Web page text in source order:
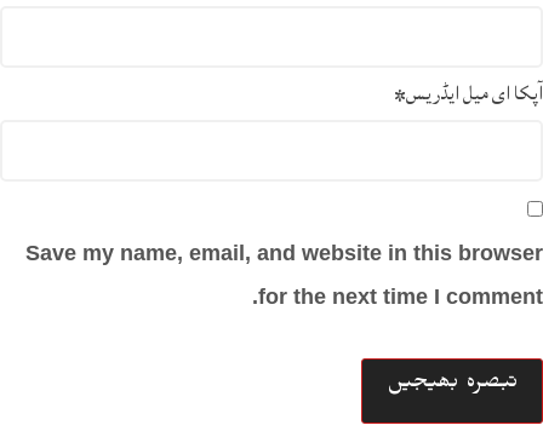
آپکا ای میل ایڈریس*
Save my name, email, and website in this browser
for the next time I comment.